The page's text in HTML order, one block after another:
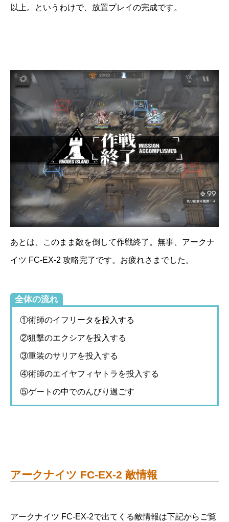
以上。というわけで、放置プレイの完成です。
あとは、このまま敵を倒して作戦終了。無事、アークナ
イツ FC-EX-2 攻略完了です。お疲れさまでした。
全体の流れ
①術師のイフリータを投入する
②狙撃のエクシアを投入する
③重装のサリアを投入する
④術師のエイヤフィヤトラを投入する
⑤ゲートの中でのんびり過ごす
アークナイツ FC-EX-2 敵情報
アークナイツ FC-EX-2で出てくる敵情報は下記からご覧